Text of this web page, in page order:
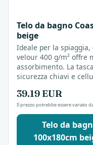
Telo da bagno
beige
Ideale per la
velour 400 g/m² offre
assorbimento. La
sicurezza chiavi e
39.19 EUR
Il prezzo potrebbe essere variato
Telo da
100x180cm